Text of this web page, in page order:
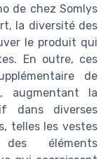
de chez Somlys
la diversité des
le produit qui
En outre, ces
de
augmentant la
dans diverses
telles les vestes
éléments